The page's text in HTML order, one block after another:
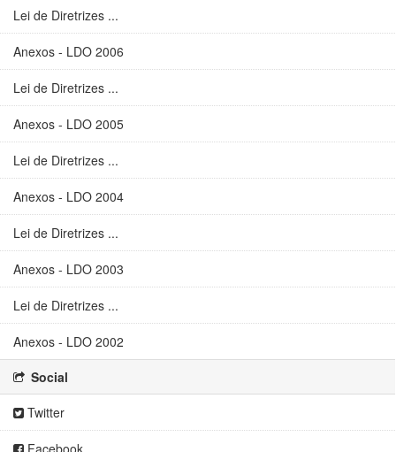
Lei de Diretrizes ...
Anexos - LDO 2006
Lei de Diretrizes ...
Anexos - LDO 2005
Lei de Diretrizes ...
Anexos - LDO 2004
Lei de Diretrizes ...
Anexos - LDO 2003
Lei de Diretrizes ...
Anexos - LDO 2002
Social
Twitter
Facebook